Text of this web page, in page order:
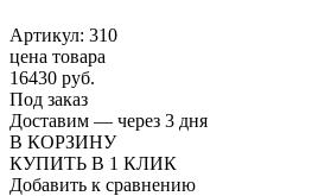
Артикул: 310
цена товара
16430 руб.
Под заказ
Доставим — через 3 дня
В КОРЗИНУ
КУПИТЬ В 1 КЛИК
Добавить к сравнению